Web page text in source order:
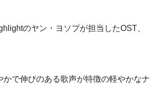
のヤン・ヨソプが担当したOST、
かで伸びのある歌声が特徴の軽やかなナ